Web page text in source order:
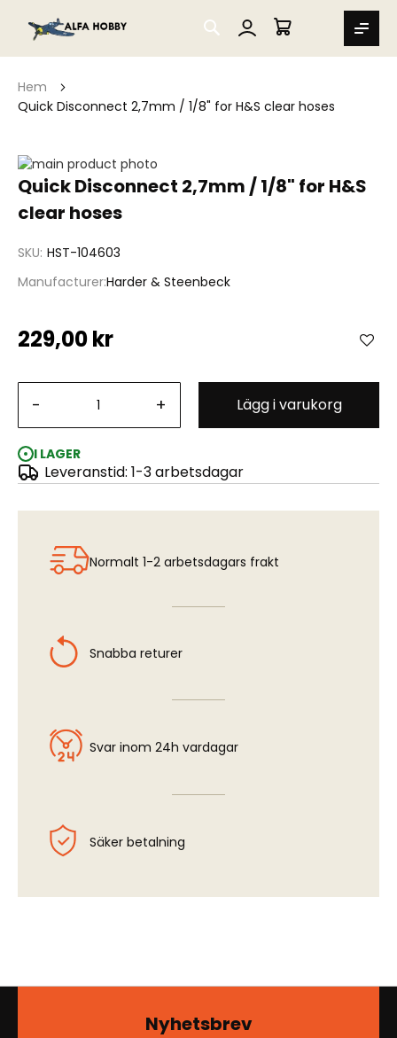
SEARCH
MIN VARUKORG
Hem
Quick Disconnect 2,7mm / 1/8" for H&S clear hoses
Quick Disconnect 2,7mm / 1/8" for H&S
clear hoses
SKU HST-104603
ManufacturerHarder & Steenbeck
229,00 kr
- + Lägg i varukorg
I LAGER
Leveranstid: 1-3 arbetsdagar
Hoppa
till
slutet
av
Quick Disconnect 2,7mm / 1/8" for H&S clear hoses
Hoppa
till
början
bildgalleriet
Normalt 1-2 arbetsdagars frakt
Snabba returer
Svar inom 24h vardagar
Säker betalning
Nyhetsbrev